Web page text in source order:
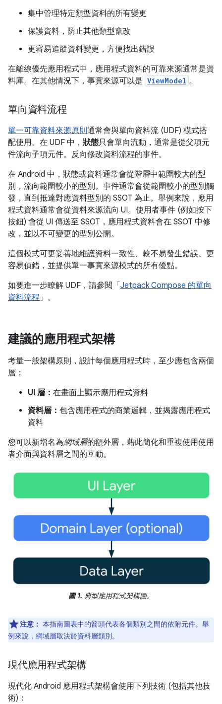
集中管理特定類型資料的所有變更
保護資料，防止其他類型竄改
更容易追蹤資料變更，方便找出錯誤
在離線優先應用程式中，應用程式資料的可靠來源通常是資
料庫。在其他情況下，事實來源可以是 ViewModel 。
單向資料流程
單一可靠資料來源原則通常會與單向資料流 (UDF) 模式搭
配使用。在 UDF 中， 狀態只會單向流動，通常是從父項元
件流向子項元件。反向修改資料流程的事件。
在 Android 中，狀態或資料通常會從階層中範圍較大的型
別，流向範圍較小的型別。事件通常會從範圍較小的型別觸
發，直到抵達對應資料型別的 SSOT 為止。舉例來說，應用
程式資料通常會從資料來源流向 UI。使用者事件 (例如按下
按鈕) 會從 UI 傳送至 SSOT，應用程式資料會在 SSOT 中修
改，並以不可變更的型別公開。
這個模式可更妥善地維護資料一致性、較不易發生錯誤、更
容易偵錯，並提供單一事實來源模式的所有優點。
如要進一步瞭解 UDF，請參閱「 Jetpack Compose 的單向
資料流程」。
建議的應用程式架構
考量一般架構原則，設計每個應用程式時，至少應包含兩個
層：
UI 層： 在畫面上顯示應用程式資料
資料層： 包含應用程式的商業邏輯，並揭露應用程式
資料
您可以新增名為網域層的額外層，藉此簡化和重複使用使用
者介面與資料層之間的互動。
圖 1. 典型應用程式架構圖。
注意： 本指南圖表中的箭頭代表各個類別之間的依附元件。舉
例來說，網域層取決於資料層類別。
現代應用程式架構
現代化 Android 應用程式架構會使用下列技術 (包括其他技
術)：